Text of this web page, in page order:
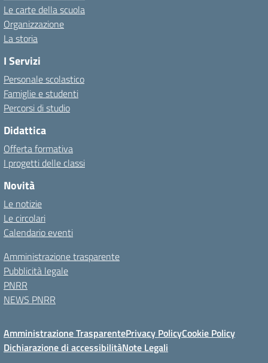
Le carte della scuola
Organizzazione
La storia
I Servizi
Personale scolastico
Famiglie e studenti
Percorsi di studio
Didattica
Offerta formativa
I progetti delle classi
Novità
Le notizie
Le circolari
Calendario eventi
Amministrazione trasparente
Pubblicità legale
PNRR
NEWS PNRR
Amministrazione TrasparentePrivacy PolicyCookie Policy
Dichiarazione di accessibilitàNote Legali